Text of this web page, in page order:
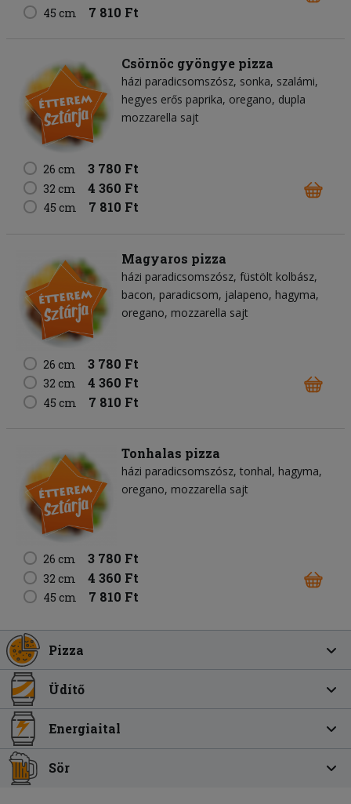
45 cm 7 810 Ft
Csörnöc gyöngye pizza
házi paradicsomszósz sonka szalámi
hegyes erős paprika oregano dupla
mozzarella sajt
26 cm 3 780 Ft
32 cm 4 360 Ft
45 cm 7 810 Ft
Magyaros pizza
házi paradicsomszósz füstölt kolbász
bacon paradicsom jalapeno hagyma
oregano mozzarella sajt
26 cm 3 780 Ft
32 cm 4 360 Ft
45 cm 7 810 Ft
Tonhalas pizza
házi paradicsomszósz tonhal hagyma
oregano mozzarella sajt
26 cm 3 780 Ft
32 cm 4 360 Ft
45 cm 7 810 Ft
Pizza
Üdítő
Energiaital
Sör